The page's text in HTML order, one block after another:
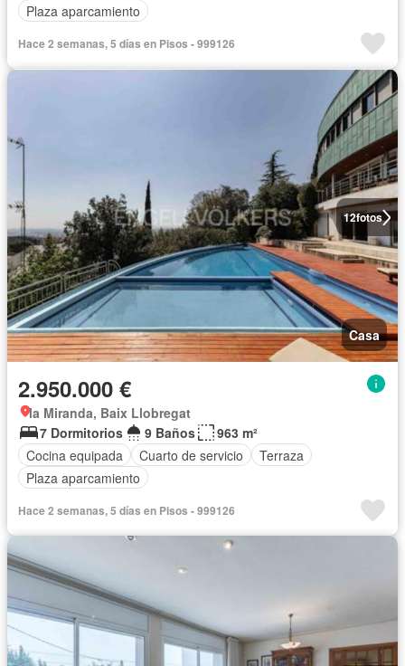
Plaza aparcamiento
Hace 2 semanas, 5 días en Pisos - 999126
12fotos
Casa
2.950.000 €
la Miranda, Baix Llobregat
7 Dormitorios
9 Baños
963 m²
Cocina equipada
Cuarto de servicio
Terraza
Plaza aparcamiento
Hace 2 semanas, 5 días en Pisos - 999126